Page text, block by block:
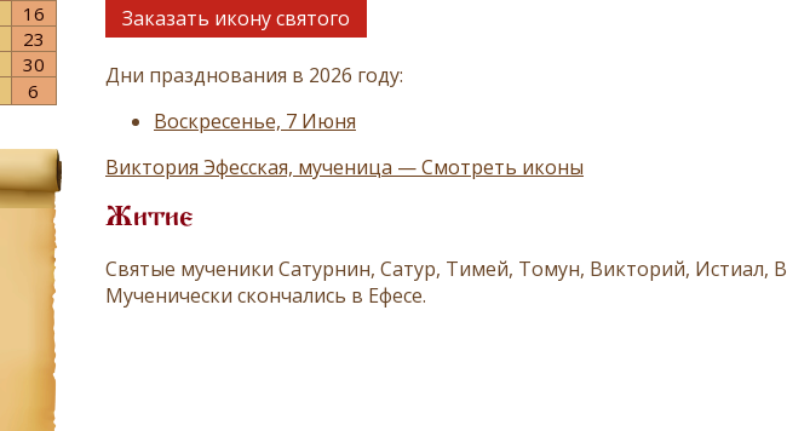
16
23
30
6
Заказать икону святого
Дни празднования в 2026 году:
Воскресенье, 7 Июня
Виктория Эфесская, мученица — Смотреть иконы
Житие
Святые мученики Сатурнин, Сатур, Тимей, Томун, Викторий, Истиал,
Мученически скончались в Ефесе.